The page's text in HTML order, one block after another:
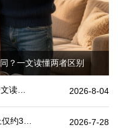
？一文读懂两者区别
2026-8-04
2026-7-28